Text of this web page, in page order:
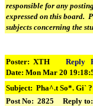
responsible for any
expressed on this board.
subjects concerning the
Poster: XTH Reply
Date: Mon Mar 20
Subject: Pha^.t So*. Gi`
Post No: 2825 Reply